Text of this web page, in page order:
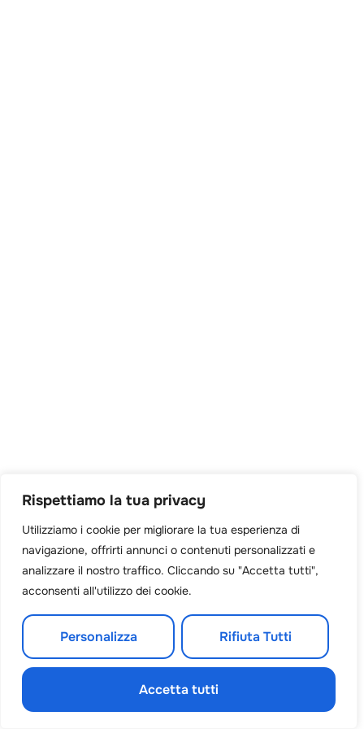
Rispettiamo la tua privacy
Utilizziamo i cookie per migliorare la tua esperienza di
navigazione, offrirti annunci o contenuti personalizzati e
analizzare il nostro traffico. Cliccando su "Accetta tutti",
acconsenti all'utilizzo dei cookie.
Personalizza Rifiuta Tutti
Accetta tutti